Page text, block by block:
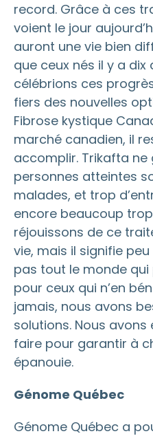
record. Grâce à ces
voient le jour
auront une vie bien
que ceux nés il y a dix
célébrions ces
fiers des nouvelles
Fibrose kystique
marché canadien, il
accomplir. Trikafta ne
personnes atteintes
malades, et trop
encore beaucoup
réjouissons de ce
vie, mais il signifie
pas tout le monde qui
pour ceux qui n’en
jamais, nous avons
solutions. Nous
faire pour garantir à
épanouie.
Génome Québec
Génome Québec a